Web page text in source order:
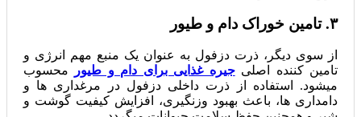
۳. تامین خوراک دام و طیور
از سوی دیگر، ذرت دزفول به عنوان یک منبع مهم انرژی و
تامین‌ کننده اصلیجیره غذایی برای دام و طیور
محسوب
میشود. استفاده از ذرت داخلی دزفول در مرغداری‌ ها و
دامداری‌ ها، باعث بهبود وزنگیری، افزایش کیفیت گوشت و